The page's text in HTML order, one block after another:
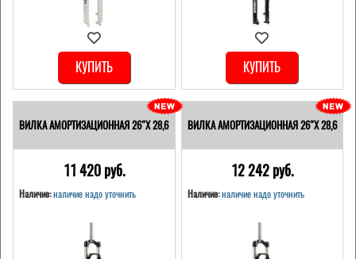
КУПИТЬ КУПИТЬ
ВИЛКА АМОРТИЗАЦИОННАЯ 26"Х 28,6
11 420 pуб.
Наличие:наличие надо уточнить
ВИЛКА АМОРТИЗАЦИОННАЯ 26"Х 28,6
12 242 pуб.
Наличие: наличие надо уточнить